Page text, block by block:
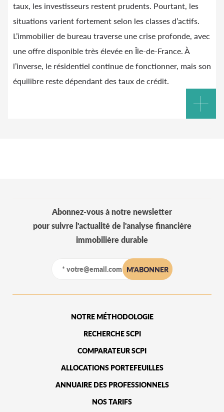
taux, les investisseurs restent prudents. Pourtant, les
situations varient fortement selon les classes d’actifs.
L’immobilier de bureau traverse une crise profonde, avec
une offre disponible très élevée en Île-de-France. À
l’inverse, le résidentiel continue de fonctionner, mais son
équilibre reste dépendant des taux de crédit.
Abonnez-vous à notre newsletter
pour suivre l'actualité de l'analyse financière
immobilière durable
NOTRE MÉTHODOLOGIE
RECHERCHE SCPI
COMPARATEUR SCPI
ALLOCATIONS PORTEFEUILLES
ANNUAIRE DES PROFESSIONNELS
NOS TARIFS